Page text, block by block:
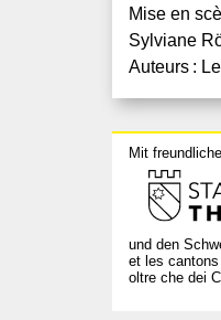
Mise en
Sylviane
Auteurs :
Mit
und den
et les cantons
oltre che dei